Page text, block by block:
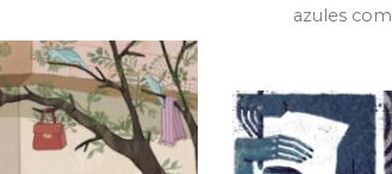
azules